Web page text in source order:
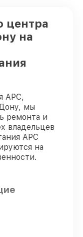
центра
на
APC,
мы
ремонта и
владельцев
APC
на